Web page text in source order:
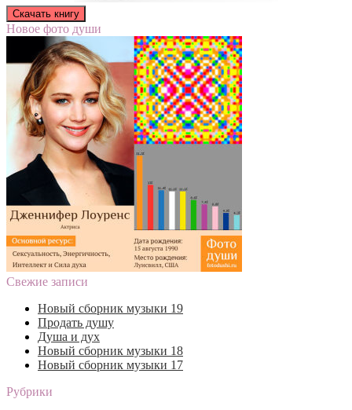
Новое фото души
Свежие записи
Новый сборник музыки 19
Продать душу
Душа и дух
Новый сборник музыки 18
Новый сборник музыки 17
Рубрики